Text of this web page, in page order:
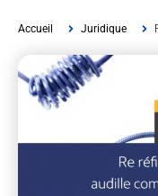
Accueil Juridique